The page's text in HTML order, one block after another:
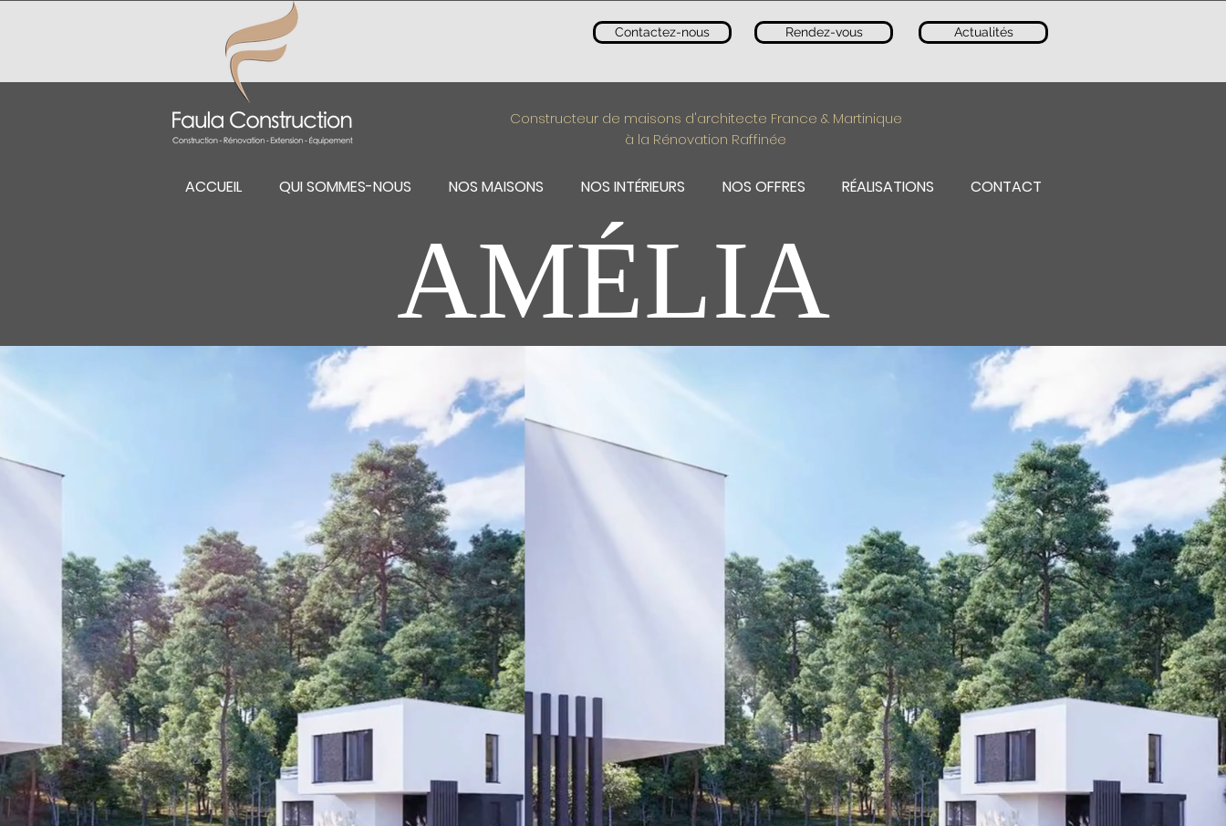
Contactez-nous Rendez-vous Actualités
Constructeur de maisons d'architecte France & Martinique
à la Rénovation Raffinée
ACCUEIL QUI SOMMES-NOUS NOS MAISONS NOS INTÉRIEURS NOS OFFRES RÉALISATIONS CONTACT
AMÉLIA